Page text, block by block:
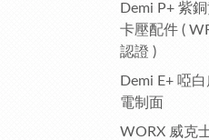
Demi P+ 紫
卡壓配件 (
認證 )
Demi E+ 啞
電制面
WORX 威克